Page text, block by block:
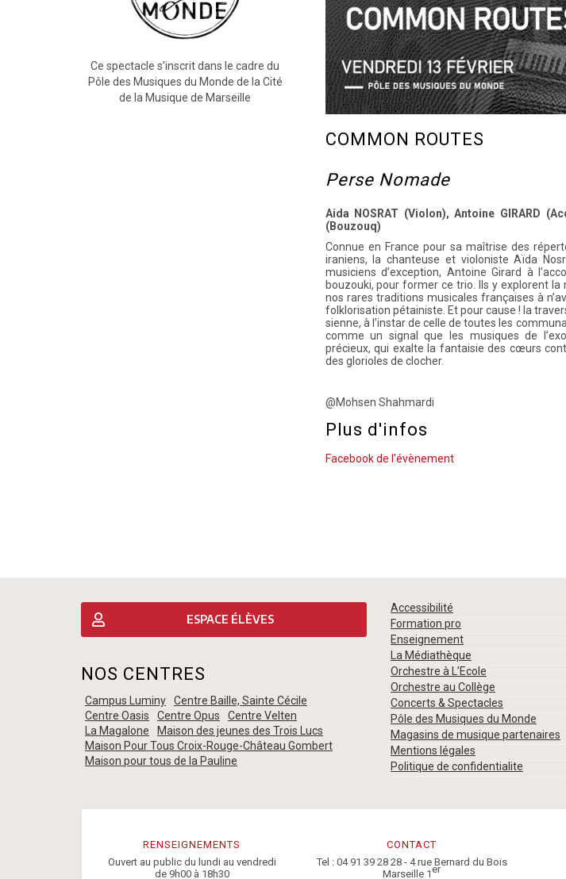
Ce spectacle s’inscrit dans le cadre du
Pôle des Musiques du Monde de la Cité
de la Musique de Marseille
COMMON ROUTES
Perse Nomade
Aida NOSRAT (Violon), Antoine GIRARD
(Bouzouq)
Connue en France pour sa maîtrise des
iraniens, la chanteuse et violoniste Aïda
musiciens d’exception, Antoine Girard à
bouzouki, pour former ce trio. Ils y explorent la
nos rares traditions musicales françaises à
folklorisation pétainiste. Et pour cause ! la
sienne, à l’instar de celle de toutes les
comme un signal que les musiques de
précieux, qui exalte la fantaisie des cœurs
des glorioles de clocher.
@Mohsen Shahmardi
Plus d'infos
Facebook de l'évènement
ESPACE ÉLÈVES
NOS CENTRES
Campus Luminy
Centre Baille, Sainte Cécile
Centre Oasis
Centre Opus
Centre Velten
La Magalone
Maison des jeunes des Trois Lucs
Maison Pour Tous Croix-Rouge-Château Gombert
Maison pour tous de la Pauline
Accessibilité
Formation pro
Enseignement
La Médiathèque
Orchestre à L’Ecole
Orchestre au Collège
Concerts & Spectacles
Pôle des Musiques du Monde
Magasins de musique partenaires
Mentions légales
Politique de confidentialite
RENSEIGNEMENTS
Ouvert au public du lundi au vendredi
de 9h00 à 18h30
CONTACT
Tel : 04 91 39 28 28 - 4 rue Bernard du Bois
Marseille 1er